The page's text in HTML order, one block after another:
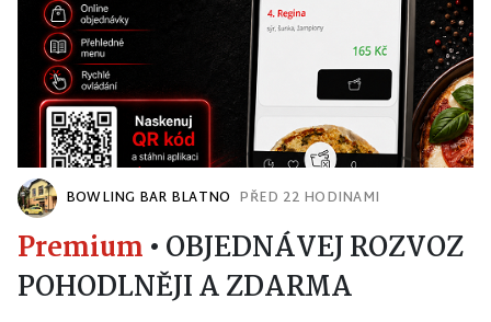
BOWLING BAR BLATNO PŘED 22 HODINAMI
Premium • OBJEDNÁVEJ ROZVOZ
POHODLNĚJI A ZDARMA